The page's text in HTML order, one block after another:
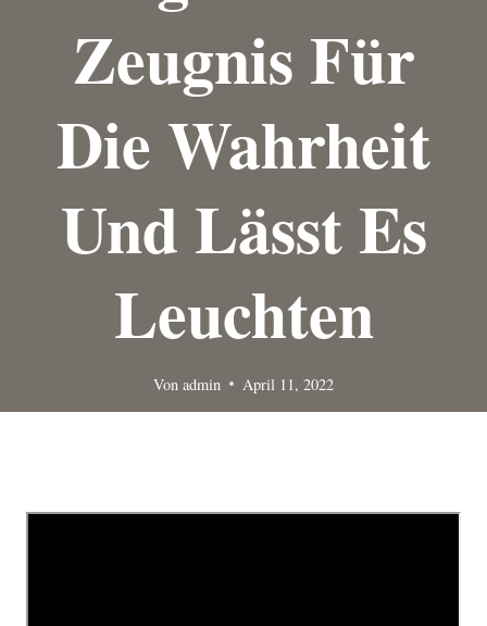
Zeugnis Für
Die Wahrheit
Und Lässt Es
Leuchten
Von admin April 11, 2022